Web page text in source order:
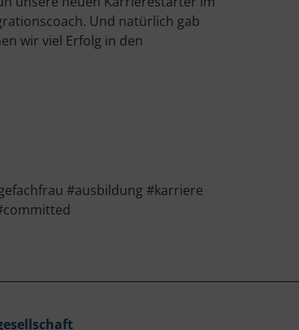
Und natürlich gab
wir viel Erfolg in den
#ausbildung #karriere